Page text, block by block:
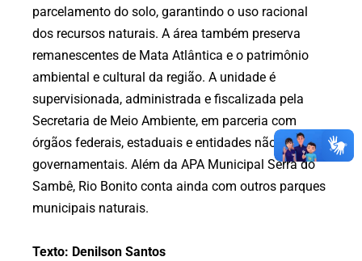
parcelamento do solo, garantindo o uso racional
dos recursos naturais. A área também preserva
remanescentes de Mata Atlântica e o patrimônio
ambiental e cultural da região. A unidade é
supervisionada, administrada e fiscalizada pela
Secretaria de Meio Ambiente, em parceria com
órgãos federais, estaduais e entidades não
governamentais. Além da APA Municipal Serra do
Sambê, Rio Bonito conta ainda com outros parques
municipais naturais.
Texto: Denilson Santos